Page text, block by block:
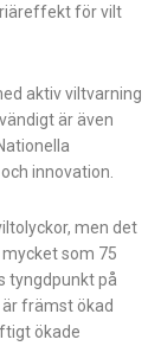
för vilt
aktiv viltvarning
är även
innovation.
men det
som 75
tyngdpunkt på
främst ökad
ökade